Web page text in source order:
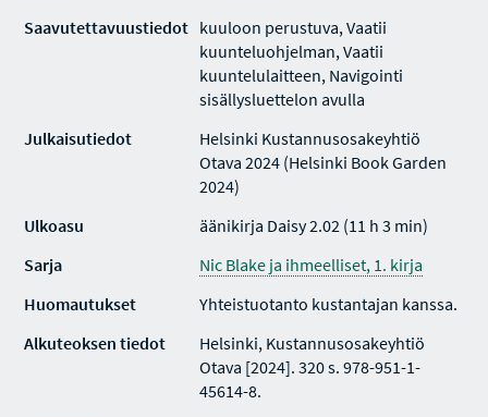
Saavutettavuustiedot kuuloon perustuva, Vaatii
kuunteluohjelman, Vaatii
kuuntelulaitteen, Navigointi
sisällysluettelon avulla
Julkaisutiedot
Helsinki Kustannusosakeyhtiö
Otava 2024 (Helsinki Book Garden
2024)
Ulkoasu
äänikirja Daisy 2.02 (11 h 3 min)
Sarja
Nic Blake ja ihmeelliset, 1. kirja
Huomautukset
Yhteistuotanto kustantajan kanssa.
Alkuteoksen tiedot
Helsinki, Kustannusosakeyhtiö
Otava [2024]. 320 s. 978-951-1-
45614-8.